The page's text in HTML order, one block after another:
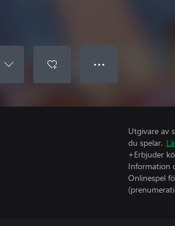
● ● ●
Utgivare av
du spelar.
+Erbjuder
Information
Onlinespel